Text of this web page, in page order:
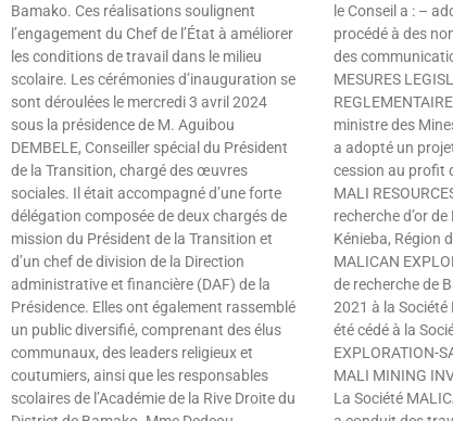
Bamako. Ces réalisations soulignent
l’engagement du Chef de l’État à améliorer
les conditions de travail dans le milieu
scolaire. Les cérémonies d’inauguration se
sont déroulées le mercredi 3 avril 2024
sous la présidence de M. Aguibou
DEMBELE, Conseiller spécial du Président
de la Transition, chargé des œuvres
sociales. Il était accompagné d’une forte
délégation composée de deux chargés de
mission du Président de la Transition et
d’un chef de division de la Direction
administrative et financière (DAF) de la
Présidence. Elles ont également rassemblé
un public diversifié, comprenant des élus
communaux, des leaders religieux et
coutumiers, ainsi que les responsables
scolaires de l’Académie de la Rive Droite du
le Conseil a : –
procédé à des
des
MESURES
ministre des
a adopté un
cession au profit
MALI
recherche d’or
Kénieba, Région
MALICAN
de recherche de
2021 à la Société
été cédé à la
EXPLORATION-
MALI MINING
La Société